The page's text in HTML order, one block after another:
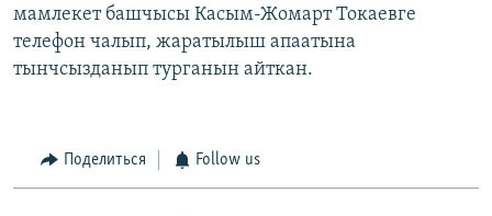
мамлекет башчысы Касым-Жомарт Токаевге
телефон чалып, жаратылыш апаатына
тынчсызданып турганын айткан.
Поделиться Follow us